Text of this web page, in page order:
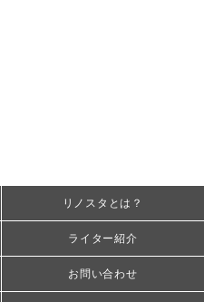
リノスタとは？
ライター紹介
お問い合わせ